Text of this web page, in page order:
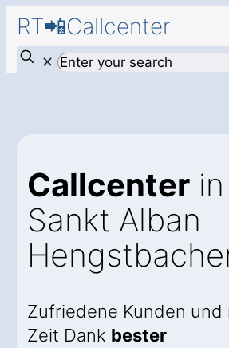
RT📲Callcenter
✕
Callcenter in
Sankt Alban
Zufriedene Kunden und
Zeit Dank bester